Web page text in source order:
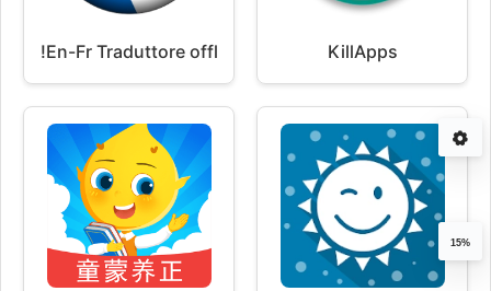
!En-Fr Traduttore offline con voce KillApps
15%